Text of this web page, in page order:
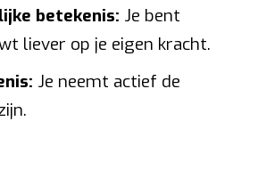
betekenis: Je bent
liever op je eigen kracht.
Je neemt actief de